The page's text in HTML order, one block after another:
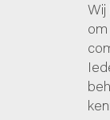
Wij